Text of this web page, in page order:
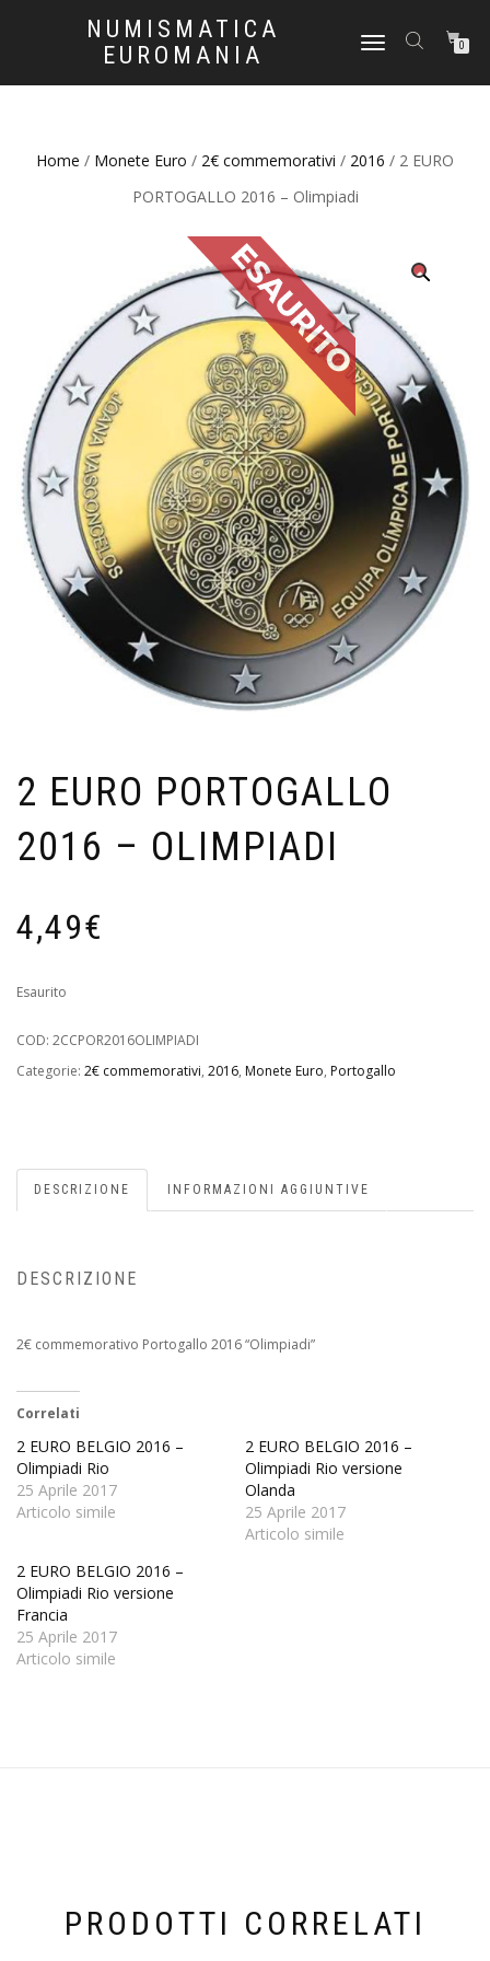
NUMISMATICA
EUROMANIA
NAVIGAZIONE
0
Home / Monete Euro / 2€ commemorativi / 2016 / 2 EURO
PORTOGALLO 2016 – Olimpiadi
2 EURO PORTOGALLO
2016 – OLIMPIADI
4,49€
Esaurito
COD: 2CCPOR2016OLIMPIADI
Categorie: 2€ commemorativi, 2016, Monete Euro, Portogallo
DESCRIZIONE INFORMAZIONI AGGIUNTIVE
DESCRIZIONE
2€ commemorativo Portogallo 2016 “Olimpiadi”
Correlati
2 EURO BELGIO 2016 –
Olimpiadi Rio
25 Aprile 2017
Articolo simile
2 EURO BELGIO 2016 –
Olimpiadi Rio versione
Olanda
25 Aprile 2017
Articolo simile
2 EURO BELGIO 2016 –
Olimpiadi Rio versione
Francia
25 Aprile 2017
Articolo simile
PRODOTTI CORRELATI